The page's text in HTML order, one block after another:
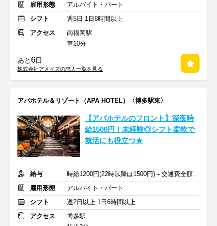
雇用形態
アルバイト・パート
シフト
週5日 1日8時間以上
アクセス
南福岡駅
車10分
あと6日
株式会社アメイズの求人一覧を見る
アパホテル＆リゾート（APA HOTEL）〈博多駅東〉
【アパホテルのフロント】深夜時
給1500円！未経験◎シフト柔軟で
就活にも役立つ★
給与
時給1200円(22時以降は1500円)＋交通費全額支給
雇用形態
アルバイト・パート
シフト
週2日以上 1日6時間以上
アクセス
博多駅